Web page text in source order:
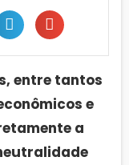
entre tantos
e
a